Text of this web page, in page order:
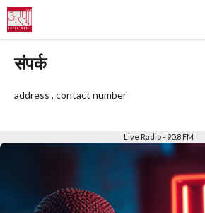
Skip
to
content
संपर्क
address , contact number
Live Radio - 90.8 FM